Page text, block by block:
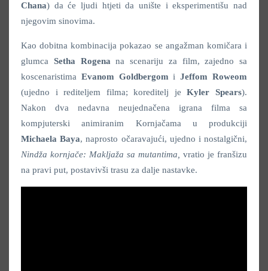
Chana) da će ljudi htjeti da unište i eksperimentišu nad
njegovim sinovima.
Kao dobitna kombinacija pokazao se angažman komičara i
glumca Setha Rogena na scenariju za film, zajedno sa
koscenaristima Evanom Goldbergom iJeffom Roweom
(ujedno i rediteljem filma; koreditelj jeKyler Spears).
Nakon dva nedavna neujednačena igrana filma sa
kompjuterski animiranim Kornjačama u produkciji
Michaela Baya, naprosto očaravajući, ujedno i nostalgični,
Nindža kornjače: Makljaža sa mutantima,
vratio je franšizu
na pravi put, postavivši trasu za dalje nastavke.